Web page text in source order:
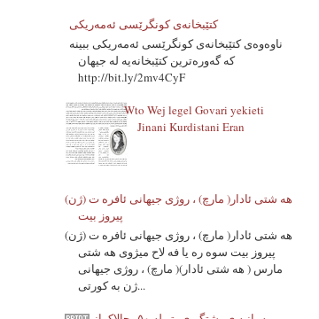
کتێبخانەی کونگرێسی ئه‌مه‌ریکی
ناوه‌وه‌ی کتێبخانەی کونگرێسی ئه‌مه‌ریکی ببینه‌
که‌ گه‌وره‌ترین کتێبخانەیه‌ له‌ جیهان
http://bit.ly/2mv4CyF
Wto Wej legel Govari yekieti
Jinani Kurdistani Eran
هه شتی ئادار( مارچ) ، روژی جیهانی ئافره ت (ژن)
پیروز بیت
هه شتی ئادار( مارچ) ، روژی جیهانی ئافره ت (ژن)
پیروز بیت سوه ره یا فه لاح میژوی هه شتی
مارس ( هه شتی ئادار)( مارچ) ، روژی جیهانی
ژن به کورتی...